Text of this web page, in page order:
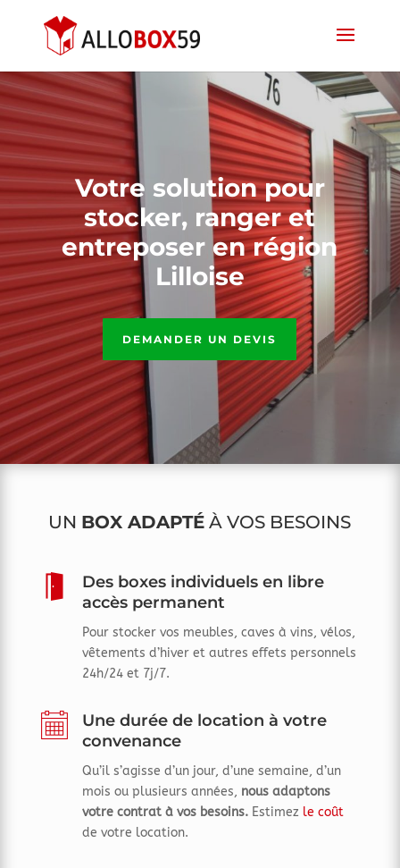
Votre solution pour
stocker, ranger et
entreposer en région
Lilloise
DEMANDER UN DEVIS
UN BOX ADAPTÉ À VOS BESOINS
Des boxes individuels en libre
accès permanent
Pour stocker vos meubles, caves à vins, vélos,
vêtements d’hiver et autres effets personnels
24h/24 et 7j/7.
Une durée de location à votre
convenance
Qu’il s’agisse d’un jour, d’une semaine, d’un
mois ou plusieurs années, nous adaptons
votre contrat à vos besoins. Estimez le coût
de votre location.